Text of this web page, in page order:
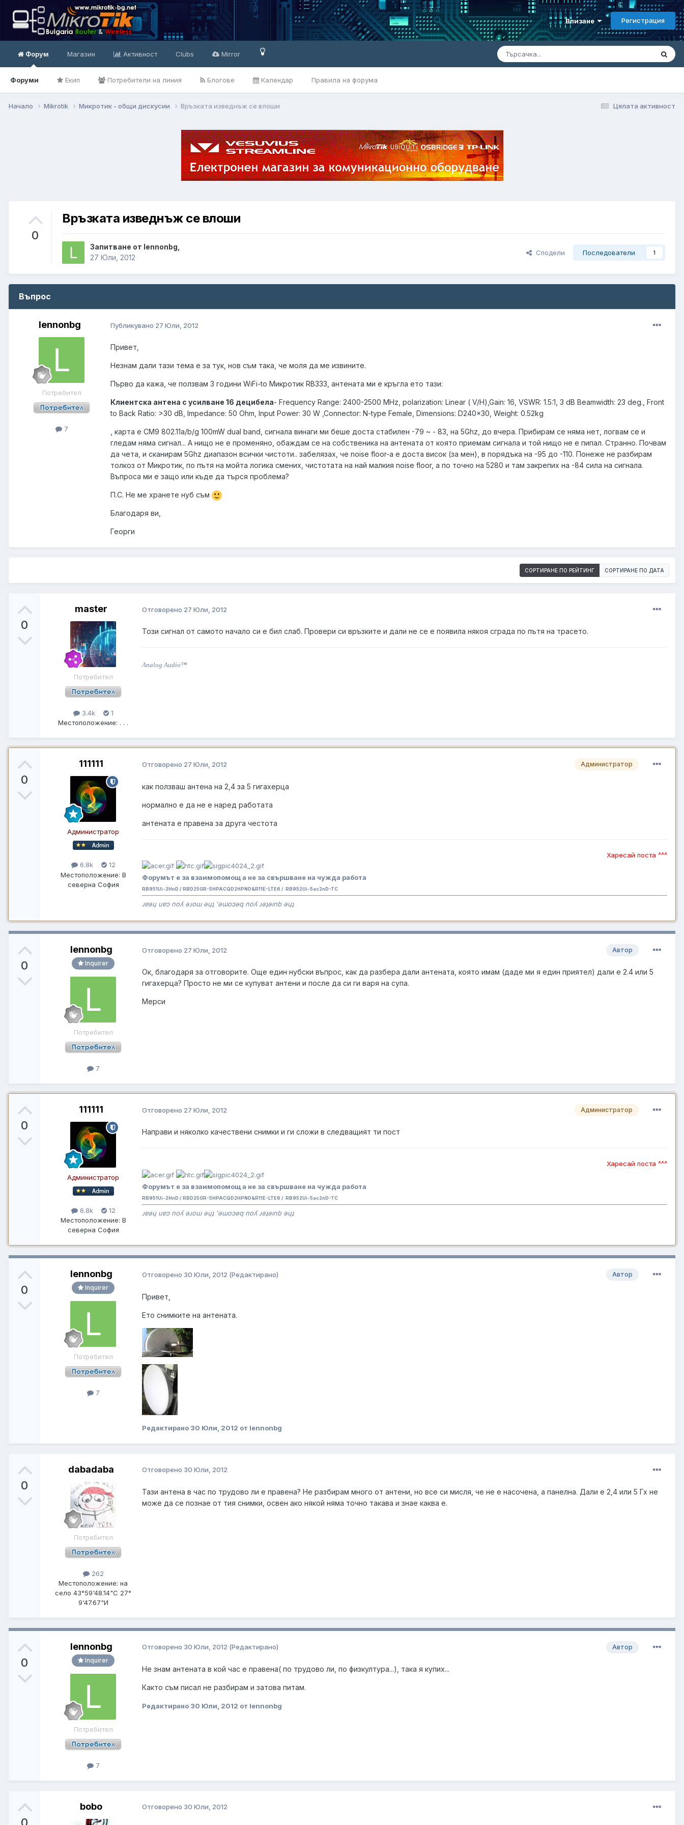
Влизане Регистрация
Форум
Форуми Екип Потребители на линия Блогове Календар Правила на форума
Магазин Активност Clubs Mirror
Цялата активност
Начало Mikrotik Микротик - общи дискусии Връзката изведнъж се влоши
0
Връзката изведнъж се влоши
Запитване от lennonbg,
27 Юли, 2012
Сподели Последователи 1
Въпрос
lennonbg
Потребител
7
Публикувано 27 Юли, 2012
Привет,
Незнам дали тази тема е за тук, нов съм така, че моля да ме извините.
Първо да кажа, че ползвам 3 години WiFi-to Микротик RB333, антената ми е кръгла ето тази:
Клиентска антена с усилване 16 децибела- Frequency Range: 2400-2500 MHz, polarization: Linear ( V/H),Gain: 16, VSWR: 1.5:1, 3 dB Beamwidth: 23 deg., Front
to Back Ratio: >30 dB, Impedance: 50 Ohm, Input Power: 30 W ,Connector: N-type Female, Dimensions: D240x30, Weight: 0.52kg
, карта е CM9 802.11a/b/g 100mW dual band, сигнала винаги ми беше доста стабилен -79 ~ - 83, на 5Ghz, до вчера. Прибирам се няма нет, логвам се и
гледам няма сигнал... А нищо не е променяно, обаждам се на собственика на антената от която приемам сигнала и той нищо не е пипал. Странно. Почвам
да чета, и сканирам 5Ghz диапазон всички чистоти.. забелязах, че noise floor-a е доста висок (за мен), в порядъка на -95 до -110. Понеже не разбирам
толкоз от Микротик, по пътя на мойта логика смених, чистотата на най малкия noise floor, а по точно на 5280 и там закрепих на -84 сила на сигнала.
Въпроса ми е защо или къде да търся проблема?
П.С. Не ме хранете нуб съм
Благодаря ви,
Георги
СОРТИРАНЕ ПО РЕЙТИНГ СОРТИРАНЕ ПО ДАТА
0
master
Потребител
3.4k
1
Местоположение: . . .
Отговорено 27 Юли, 2012
Този сигнал от самото начало си е бил слаб. Провери си връзките и дали не се е появила някоя сграда по пътя на трасето.
Analog Audio™
0
111111
Администратор
6.8k
12
Местоположение: В
северна София
Администратор
Отговорено 27 Юли, 2012
как ползваш антена на 2,4 за 5 гигахерца
нормално е да не е наред работата
антената е правена за друга честота
Харесай поста ^^^
Форумът е за взаимопомощ а не за свършване на чужда работа
RB951Ui-2HnD / RBD25GR-5HPACQD2HPND&R11E-LTE6 / RB952Ui-5ac2nD-TC
ɹɐǝɥ uɐɔ noʎ ǝɹoɯ ǝɥʇ 'ǝɯoɔǝq noʎ ɹǝʇǝınb ǝɥʇ
0
lennonbg
Inquirer
Потребител
7
Автор
Отговорено 27 Юли, 2012
Ок, благодаря за отговорите. Още един нубски въпрос, как да разбера дали антената, която имам (даде ми я един приятел) дали е 2.4 или 5
гигахерца? Просто не ми се купуват антени и после да си ги варя на супа.
Мерси
0
111111
Администратор
6.8k
12
Местоположение: В
северна София
Администратор
Отговорено 27 Юли, 2012
Направи и няколко качествени снимки и ги сложи в следващият ти пост
Харесай поста ^^^
Форумът е за взаимопомощ а не за свършване на чужда работа
RB951Ui-2HnD / RBD25GR-5HPACQD2HPND&R11E-LTE6 / RB952Ui-5ac2nD-TC
ɹɐǝɥ uɐɔ noʎ ǝɹoɯ ǝɥʇ 'ǝɯoɔǝq noʎ ɹǝʇǝınb ǝɥʇ
0
lennonbg
Inquirer
Потребител
7
Автор
Отговорено 30 Юли, 2012 (Редактирано)
Привет,
Ето снимките на антената.
Редактирано 30 Юли, 2012 от lennonbg
0
dabadaba
Потребител
262
Местоположение: на
село 43°59'48.14"С 27°
9'47.67"И
Отговорено 30 Юли, 2012
Тази антена в час по трудово ли е правена? Не разбирам много от антени, но все си мисля, че не е насочена, а панелна. Дали е 2,4 или 5 Гх не
може да се познае от тия снимки, освен ако някой няма точно такава и знае каква е.
0
lennonbg
Inquirer
Потребител
7
Автор
Отговорено 30 Юли, 2012 (Редактирано)
Не знам антената в кой час е правена( по трудово ли, по физкултура...), така я купих...
Както съм писал не разбирам и затова питам.
Редактирано 30 Юли, 2012 от lennonbg
bobo Отговорено 30 Юли, 2012